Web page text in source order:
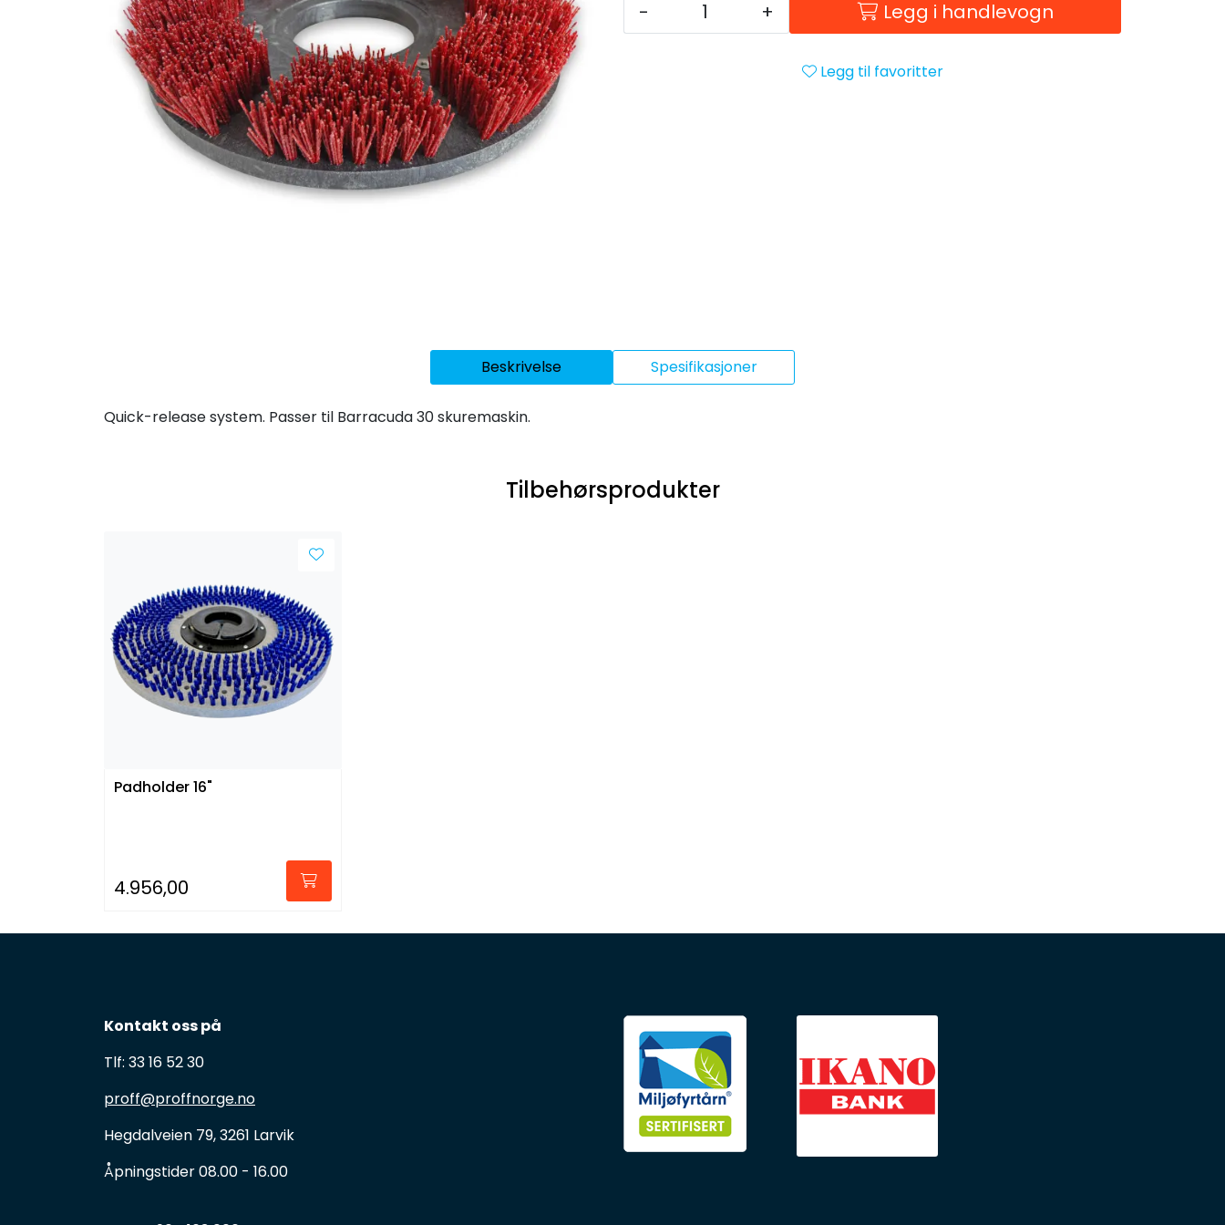
- + Legg i handlevogn
Legg til favoritter
Beskrivelse Spesifikasjoner
Quick-release system. Passer til Barracuda 30 skuremaskin.
Tilbehørsprodukter
Padholder 16"
4.956,00
Kontakt oss på
Tlf: 33 16 52 30
proff@proffnorge.no
Hegdalveien 79, 3261 Larvik
Åpningstider 08.00 - 16.00